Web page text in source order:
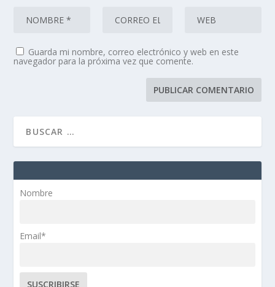
Guarda mi nombre, correo electrónico y web en este
navegador para la próxima vez que comente.
Nombre
Email*